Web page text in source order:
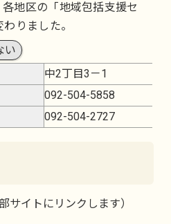
地区の「地域包括支援セ
りました。
い
中2丁目3－1
092-504-5858
092-504-2727
サイトにリンクします）